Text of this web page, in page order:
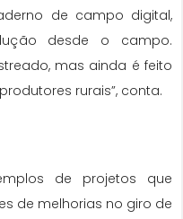
de campo digital,
desde o campo.
mas ainda é feito
rurais”, conta.
de projetos que
de melhorias no giro de